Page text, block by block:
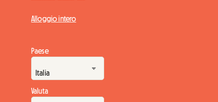
Alloggio intero
Paese
Valuta